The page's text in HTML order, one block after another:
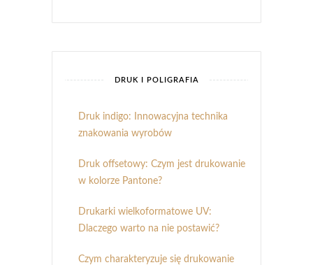
DRUK I POLIGRAFIA
Druk indigo: Innowacyjna technika
znakowania wyrobów
Druk offsetowy: Czym jest drukowanie
w kolorze Pantone?
Drukarki wielkoformatowe UV:
Dlaczego warto na nie postawić?
Czym charakteryzuje się drukowanie